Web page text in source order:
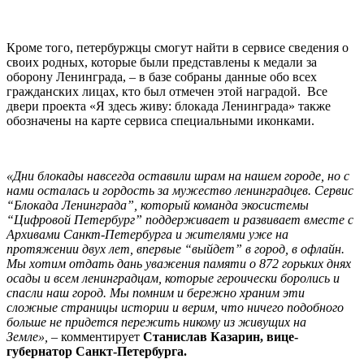
Кроме того, петербуржцы смогут найти в сервисе сведения о
своих родных, которые были представлены к медали за
оборону Ленинграда, – в базе собраны данные обо всех
гражданских лицах, кто был отмечен этой наградой. Все
двери проекта «Я здесь живу: блокада Ленинграда» также
обозначены на карте сервиса специальными иконками.
«Дни блокады навсегда оставили шрам на нашем городе, но с
нами осталась и гордость за мужество ленинградцев. Сервис
“Блокада Ленинграда”, который команда экосистемы
“Цифровой Петербург” поддерживает и развивает вместе с
Архивами Санкт-Петербурга и жителями уже на
протяжении двух лет, впервые “выйдет” в город, в офлайн.
Мы хотим отдать дань уважения памяти о 872 горьких днях
осады и всем ленинградцам, которые героически боролись и
спасли наш город. Мы помним и бережно храним эти
сложные страницы истории и верим, что ничего подобного
больше не придется пережить никому из живущих на
Земле», – комментирует Станислав Казарин, вице-
губернатор Санкт-Петербурга.